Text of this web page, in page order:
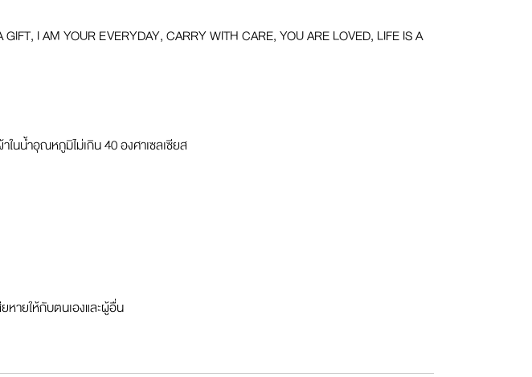
I AM YOUR EVERYDAY, CARRY WITH CARE, YOU ARE LOVED, LIFE IS A
นน้ำอุณหภูมิไม่เกิน 40 องศาเซลเซียส
หายให้กับตนเองและผู้อื่น